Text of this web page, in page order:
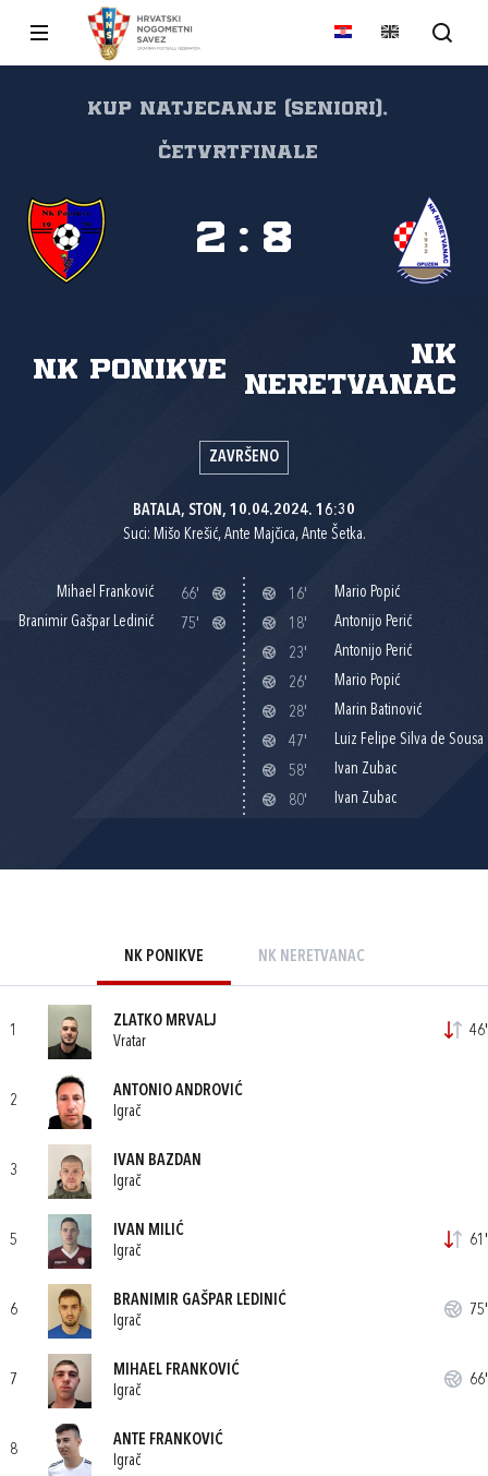
Kup natjecanje (seniori),
Četvrtfinale
NK Ponikve
NK
Neretvanac
2 : 8
ZAVRŠENO
BATALA, STON, 10.04.2024. 16:30
Suci: Mišo Krešić, Ante Majčica, Ante Šetka.
Mihael Franković
66'
Branimir Gašpar Ledinić
75'
16'
Mario Popić
18'
Antonijo Perić
23'
Antonijo Perić
26'
Mario Popić
28'
Marin Batinović
47'
Luiz Felipe Silva de Sousa
58'
Ivan Zubac
80'
Ivan Zubac
NK PONIKVE NK NERETVANAC
1
ZLATKO MRVALJ
Vratar
46'
2
ANTONIO ANDROVIĆ
Igrač
3
IVAN BAZDAN
Igrač
5
IVAN MILIĆ
Igrač
61'
6
BRANIMIR GAŠPAR LEDINIĆ
Igrač
75'
7
MIHAEL FRANKOVIĆ
Igrač
66'
8
ANTE FRANKOVIĆ
Igrač